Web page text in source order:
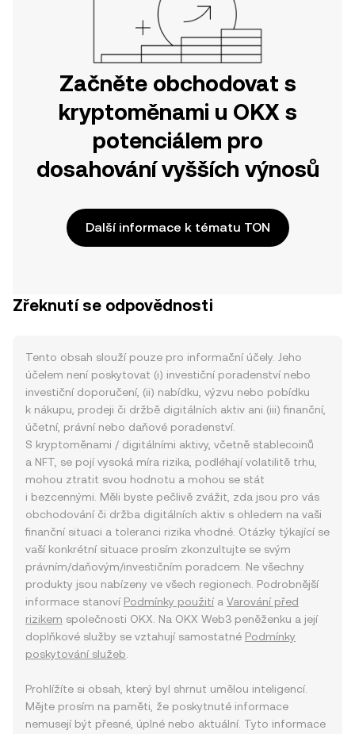
Začněte obchodovat s
kryptoměnami u OKX s
potenciálem pro
dosahování vyšších výnosů
Další informace k tématu TON
Zřeknutí se odpovědnosti
Tento obsah slouží pouze pro informační účely. Jeho
účelem není poskytovat (i) investiční poradenství nebo
investiční doporučení, (ii) nabídku, výzvu nebo pobídku
k nákupu, prodeji či držbě digitálních aktiv ani (iii) finanční,
účetní, právní nebo daňové poradenství.
S kryptoměnami / digitálními aktivy, včetně stablecoinů
a NFT, se pojí vysoká míra rizika, podléhají volatilitě trhu,
mohou ztratit svou hodnotu a mohou se stát
i bezcennými. Měli byste pečlivě zvážit, zda jsou pro vás
obchodování či držba digitálních aktiv s ohledem na vaši
finanční situaci a toleranci rizika vhodné. Otázky týkající se
vaší konkrétní situace prosím zkonzultujte se svým
právním/daňovým/investičním poradcem. Ne všechny
produkty jsou nabízeny ve všech regionech. Podrobnější
informace stanoví Podmínky použitía Varování před
rizikem společnosti OKX. Na OKX Web3 peněženku a její
doplňkové služby se vztahují samostatné Podmínky
poskytování služeb
Prohlížíte si obsah, který byl shrnut umělou inteligencí.
Mějte prosím na paměti, že poskytnuté informace
nemusejí být přesné, úplné nebo aktuální. Tyto informace